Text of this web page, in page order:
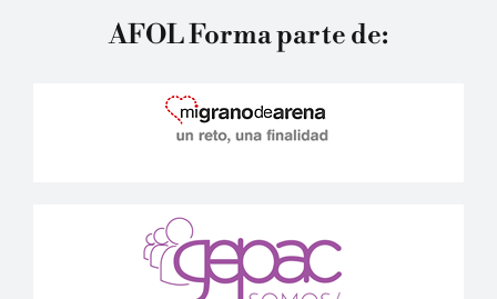
AFOL Forma parte de: